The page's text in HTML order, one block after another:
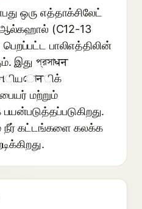
ஒரு எத்தாக்சிலேட்
ஆல்கஹால் (C12-13
பாலிஎத்திலின்
இது প্রসাधन
மற்றும்
கட்டங்களை கலக்க